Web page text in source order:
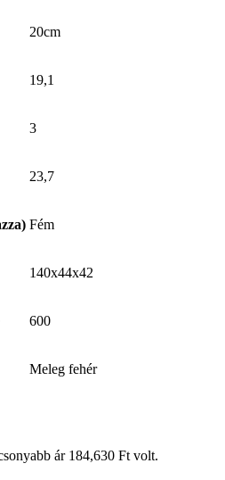
20cm
19,1
3
23,7
Fém
140x44x42
600
Meleg fehér
ár 184,630 Ft volt.